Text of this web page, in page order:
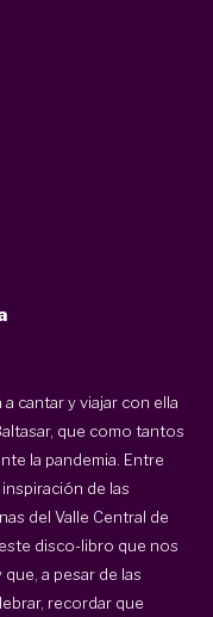
cantar y viajar con ella
que como tantos
la pandemia. Entre
de las
del Valle Central de
este disco-libro que nos
a pesar de las
recordar que